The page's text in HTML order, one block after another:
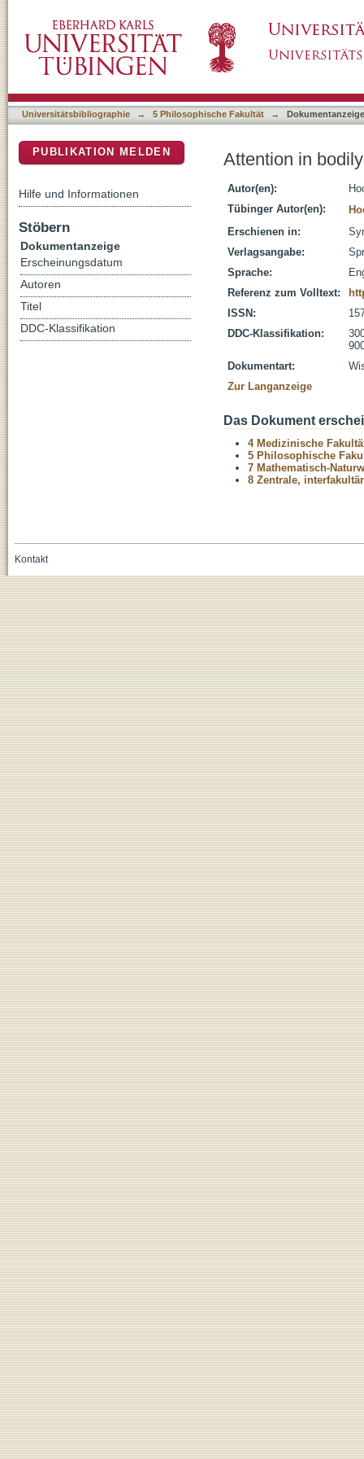
Universitätsbibliographie → 5 Philosophische Fakultät → Dokumentanzeige
Attention in
Autor(en):
Tübinger Autor(en):
Erschienen in:
Verlagsangabe:
Sprache:
Referenz zum Volltext:
ISSN:
DDC-Klassifikation:
Dokumentart:
Zur Langanzeige
Das Dokument
4 Medizinische
5 Philosophische
7 Mathematisch-
8 Zentrale,
PUBLIKATION MELDEN
Hilfe und Informationen
Stöbern
Dokumentanzeige
Erscheinungsdatum
Autoren
Titel
DDC-Klassifikation
Kontakt